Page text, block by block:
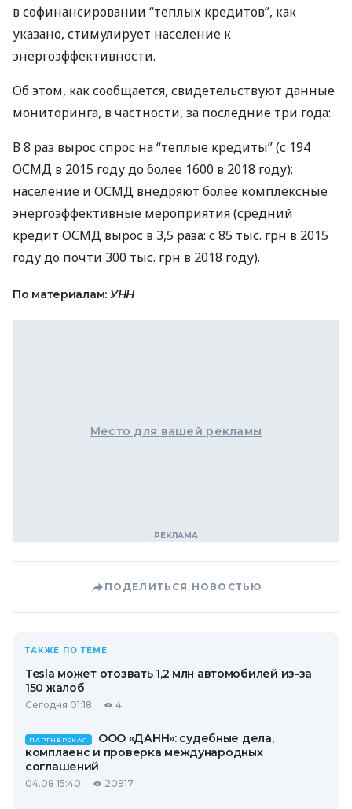
в софинансировании “теплых кредитов”, как
указано, стимулирует население к
энергоэффективности.
Об этом, как сообщается, свидетельствуют данные
мониторинга, в частности, за последние три года:
В 8 раз вырос спрос на “теплые кредиты” (с 194
ОСМД в 2015 году до более 1600 в 2018 году);
население и ОСМД внедряют более комплексные
энергоэффективные мероприятия (средний
кредит ОСМД вырос в 3,5 раза: с 85 тыс. грн в 2015
году до почти 300 тыс. грн в 2018 году).
По материалам: УНН
Место для вашей рекламы
ПОДЕЛИТЬСЯ НОВОСТЬЮ
ТАКЖЕ ПО ТЕМЕ
Tesla может отозвать 1,2 млн автомобилей из-за
150 жалоб
Сегодня 01:18 4
ПАРТНЕРСКАЯ
ООО «ДАНН»: судебные дела,
комплаенс и проверка международных
соглашений
04.08 15:40 20917